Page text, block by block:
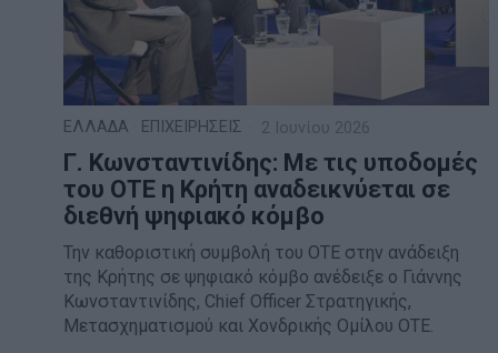
ΕΛΛΑΔΑ ΕΠΙΧΕΙΡΗΣΕΙΣ 2 Ιουνίου 2026
Γ. Κωνσταντινίδης: Με τις υποδομές
του ΟΤΕ η Κρήτη αναδεικνύεται σε
διεθνή ψηφιακό κόμβο
Την καθοριστική συμβολή του ΟΤΕ στην ανάδειξη
της Κρήτης σε ψηφιακό κόμβο ανέδειξε ο Γιάννης
Κωνσταντινίδης, Chief Officer Στρατηγικής,
Μετασχηματισμού και Χονδρικής Ομίλου ΟΤΕ.